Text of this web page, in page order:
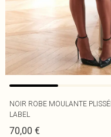
NOIR ROBE MOULANTE
LABEL
70,00 €